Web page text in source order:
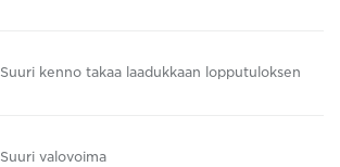
Suuri kenno takaa laadukkaan lopputuloksen
Suuri valovoima